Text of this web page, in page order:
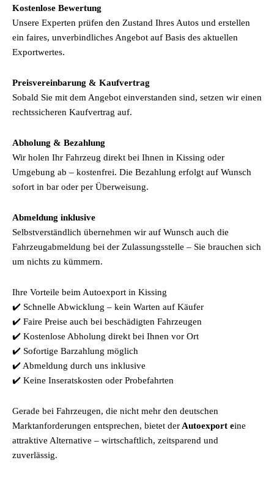
Kostenlose Bewertung
Unsere Experten prüfen den Zustand Ihres Autos und erstellen
ein faires, unverbindliches Angebot auf Basis des aktuellen
Exportwertes.
Preisvereinbarung & Kaufvertrag
Sobald Sie mit dem Angebot einverstanden sind, setzen wir einen
rechtssicheren Kaufvertrag auf.
Abholung & Bezahlung
Wir holen Ihr Fahrzeug direkt bei Ihnen in Kissing oder
Umgebung ab – kostenfrei. Die Bezahlung erfolgt auf Wunsch
sofort in bar oder per Überweisung.
Abmeldung inklusive
Selbstverständlich übernehmen wir auf Wunsch auch die
Fahrzeugabmeldung bei der Zulassungsstelle – Sie brauchen sich
um nichts zu kümmern.
Ihre Vorteile beim Autoexport in Kissing
✔️ Schnelle Abwicklung – kein Warten auf Käufer
✔️ Faire Preise auch bei beschädigten Fahrzeugen
✔️ Kostenlose Abholung direkt bei Ihnen vor Ort
✔️ Sofortige Barzahlung möglich
✔️ Abmeldung durch uns inklusive
✔️ Keine Inseratskosten oder Probefahrten
Gerade bei Fahrzeugen, die nicht mehr den deutschen
Marktanforderungen entsprechen, bietet der Autoexport eine
attraktive Alternative – wirtschaftlich, zeitsparend und
zuverlässig.